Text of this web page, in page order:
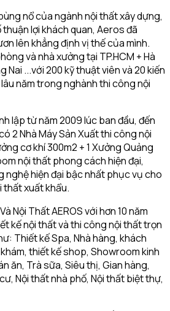
nổ của ngành nội thất xây dựng,
lợi khách quan, Aeros đã
lên khẳng định vị thế của mình.
và nhà xưởng tại TP.HCM + Hà
Nai ...với 200 kỹ thuật viên và 20 kiến
năm trong nghành thi công nội
lập từ năm 2009 lúc ban đầu, đến
2 Nhà Máy Sản Xuất thi công nội
cơ khí 300m2 + 1 Xưởng Quảng
nội thất phong cách hiện đại,
nghệ hiện đại bậc nhất phục vụ cho
thất xuất khẩu.
Nội Thất AEROS với hơn 10 năm
kế nội thất và thi công nội thất trọn
Thiết kế Spa, Nhà hàng, khách
thiết kế shop, Showroom kinh
ăn, Trà sữa, Siêu thị, Gian hàng,
Nội thất nhà phố, Nội thất biệt thự,